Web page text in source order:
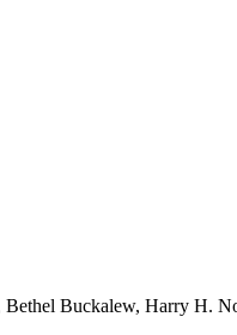
Buckalew, Harry H.